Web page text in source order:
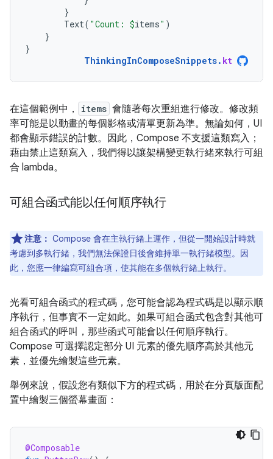
}
Text( "Count: $items" )
}
}
ThinkingInComposeSnippets. kt
在這個範例中， items 會隨著每次重組進行修改。修改頻
率可能是以動畫的每個影格或清單更新為準。無論如何，UI
都會顯示錯誤的計數。因此，Compose 不支援這類寫入；
藉由禁止這類寫入，我們得以讓架構變更執行緒來執行可組
合 lambda。
可組合函式能以任何順序執行
注意： Compose 會在主執行緒上運作，但從一開始設計時就
考慮到多執行緒，我們無法保證日後會維持單一執行緒模型。因
此，您應一律編寫可組合項，使其能在多個執行緒上執行。
光看可組合函式的程式碼，您可能會認為程式碼是以顯示順
序執行，但事實不一定如此。如果可組合函式包含對其他可
組合函式的呼叫，那些函式可能會以任何順序執行。
Compose 可選擇認定部分 UI 元素的優先順序高於其他元
素，並優先繪製這些元素。
舉例來說，假設您有類似下方的程式碼，用於在分頁版面配
置中繪製三個螢幕畫面：
@Composable